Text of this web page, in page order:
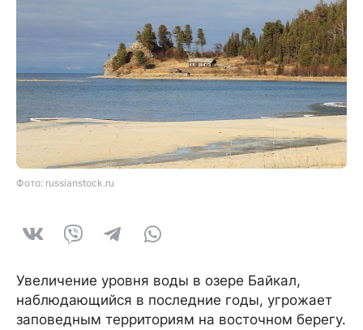
Фото: russianstock.ru
Увеличение уровня воды в озере Байкал,
наблюдающийся в последние годы, угрожает
заповедным территориям на восточном берегу.